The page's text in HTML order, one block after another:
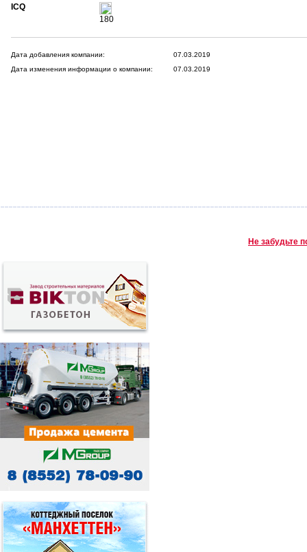
ICQ
180
Дата добавления компании:
07.03.2019
Дата изменения информации о компании:
07.03.2019
Не забудьте